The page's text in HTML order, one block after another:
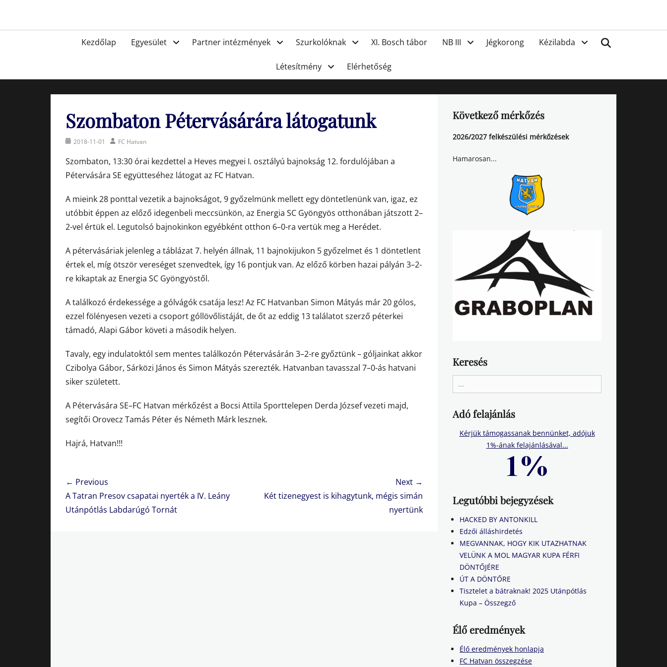
FC Hatvan
PrimaryKezdőlap Egyesület Partner intézmények Szurkolóknak XI. Bosch tábor NB III Jégkorong Kézilabda
Létesítmény Elérhetőség
Szombaton Pétervásárára látogatunk
Posted2018-11-01 AuthorFC Hatvan
Szombaton, 13:30 órai kezdettel a Heves megyei I. osztályú bajnokság 12. fordulójában a
Pétervására SE együtteséhez látogat az FC Hatvan.
A mieink 28 ponttal vezetik a bajnokságot, 9 győzelmünk mellett egy döntetlenünk van, igaz, ez
utóbbit éppen az előző idegenbeli meccsünkön, az Energia SC Gyöngyös otthonában játszott 2–
2-vel értük el. Legutolsó bajnokinkon egyébként otthon 6–0-ra vertük meg a Herédet.
A pétervásáriak jelenleg a táblázat 7. helyén állnak, 11 bajnokijukon 5 győzelmet és 1 döntetlent
értek el, míg ötször vereséget szenvedtek, így 16 pontjuk van. Az előző körben hazai pályán 3–2-
re kikaptak az Energia SC Gyöngyöstől.
A találkozó érdekessége a gólvágók csatája lesz! Az FC Hatvanban Simon Mátyás már 20 gólos,
ezzel fölényesen vezeti a csoport góllövőlistáját, de őt az eddig 13 találatot szerző péterkei
támadó, Alapi Gábor követi a második helyen.
Tavaly, egy indulatoktól sem mentes találkozón Pétervásárán 3–2-re győztünk – góljainkat akkor
Czibolya Gábor, Sárközi János és Simon Mátyás szerezték. Hatvanban tavasszal 7–0-ás hatvani
siker született.
A Pétervására SE–FC Hatvan mérkőzést a Bocsi Attila Sporttelepen Derda József vezeti majd,
segítői Orovecz Tamás Péter és Németh Márk lesznek.
Hajrá, Hatvan!!!
Bejegyzés
navigáció
← Previous
Previous
post:
A Tatran Presov csapatai nyerték a IV. Leány
Utánpótlás Labdarúgó Tornát
Next →
Két tizenegyest is kihagytunk, mégis simán
nyertünk
Következő mérkőzés
2026/2027 felkészülési mérkőzések
Hamarosan...
Keresés
for:
Adó felajánlás
Kérjük támogassanak bennünket, adójuk
1%-ának felajánlásával...
Legutóbbi bejegyzések
HACKED BY ANTONKILL
Edzői álláshirdetés
MEGVANNAK, HOGY KIK UTAZHATNAK
VELÜNK A MOL MAGYAR KUPA FÉRFI
DÖNTŐJÉRE
ÚT A DÖNTŐRE
Tisztelet a bátraknak! 2025 Utánpótlás
Kupa – Összegző
Élő eredmények
Élő eredmények honlapja
FC Hatvan összegzése